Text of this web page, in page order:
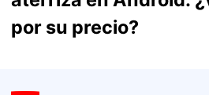
por su precio?